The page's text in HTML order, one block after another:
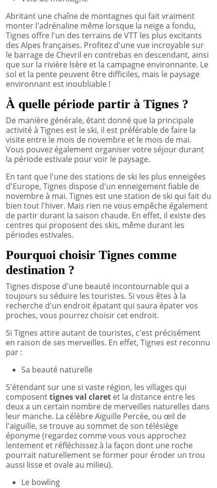
Abritant une chaîne de montagnes qui fait vraiment
monter l'adrénaline même lorsque la neige a fondu,
Tignes offre l'un des terrains de VTT les plus excitants
des Alpes françaises. Profitez d'une vue incroyable sur
le barrage de Chevril en contrebas en descendant, ainsi
que sur la rivière Isère et la campagne environnante. Le
sol et la pente peuvent être difficiles, mais le paysage
environnant est inoubliable !
À quelle période partir à Tignes ?
De manière générale, étant donné que la principale
activité à Tignes est le ski, il est préférable de faire la
visite entre le mois de novembre et le mois de mai.
Vous pouvez également organiser votre séjour durant
la période estivale pour voir le paysage.
En tant que l'une des stations de ski les plus enneigées
d'Europe, Tignes dispose d'un enneigement fiable de
novembre à mai. Tignes est une station de ski qui fait du
bien tout l'hiver. Mais rien ne vous empêche également
de partir durant la saison chaude. En effet, il existe des
centres qui proposent des skis, même durant les
périodes estivales.
Pourquoi choisir Tignes comme
destination ?
Tignes dispose d'une beauté incontournable qui a
toujours su séduire les touristes. Si vous êtes à la
recherche d'un endroit épatant qui saura épater vos
proches, vous pourrez choisir cet endroit.
Si Tignes attire autant de touristes, c'est précisément
en raison de ses merveilles. En effet, Tignes est reconnu
par :
Sa beauté naturelle
S'étendant sur une si vaste région, les villages qui
composenttignes val claret et la distance entre les
deux a un certain nombre de merveilles naturelles dans
leur manche. La célèbre Aiguille Percée, ou œil de
l'aiguille, se trouve au sommet de son télésiège
éponyme (regardez comme vous vous approchez
lentement et réfléchissez à la façon dont une roche
pourrait naturellement se former pour éroder un trou
aussi lisse et ovale au milieu).
Le bowling